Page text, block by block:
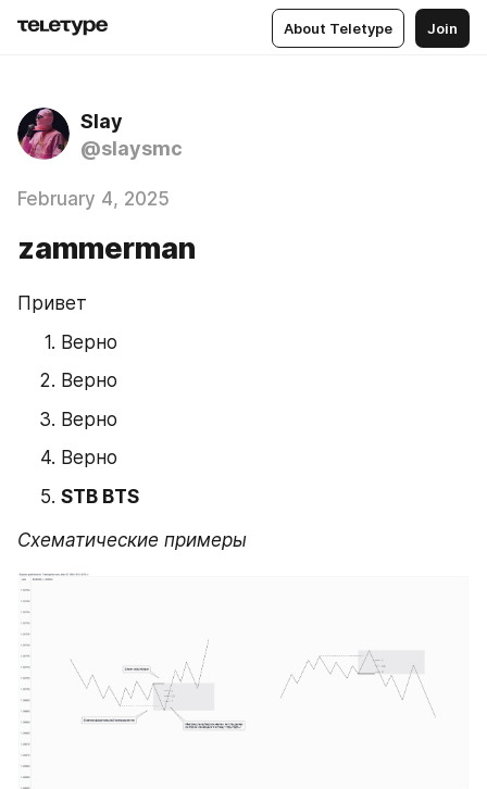
About Teletype Join
Slay
@slaysmc
February 4, 2025
zammerman
Привет
Верно
Верно
Верно
Верно
STB BTS
Схематические примеры